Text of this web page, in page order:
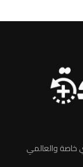
خاصة والعالمي